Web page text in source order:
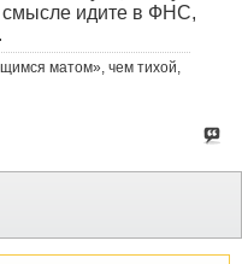
смысле идите в ФНС,
матом», чем тихой,